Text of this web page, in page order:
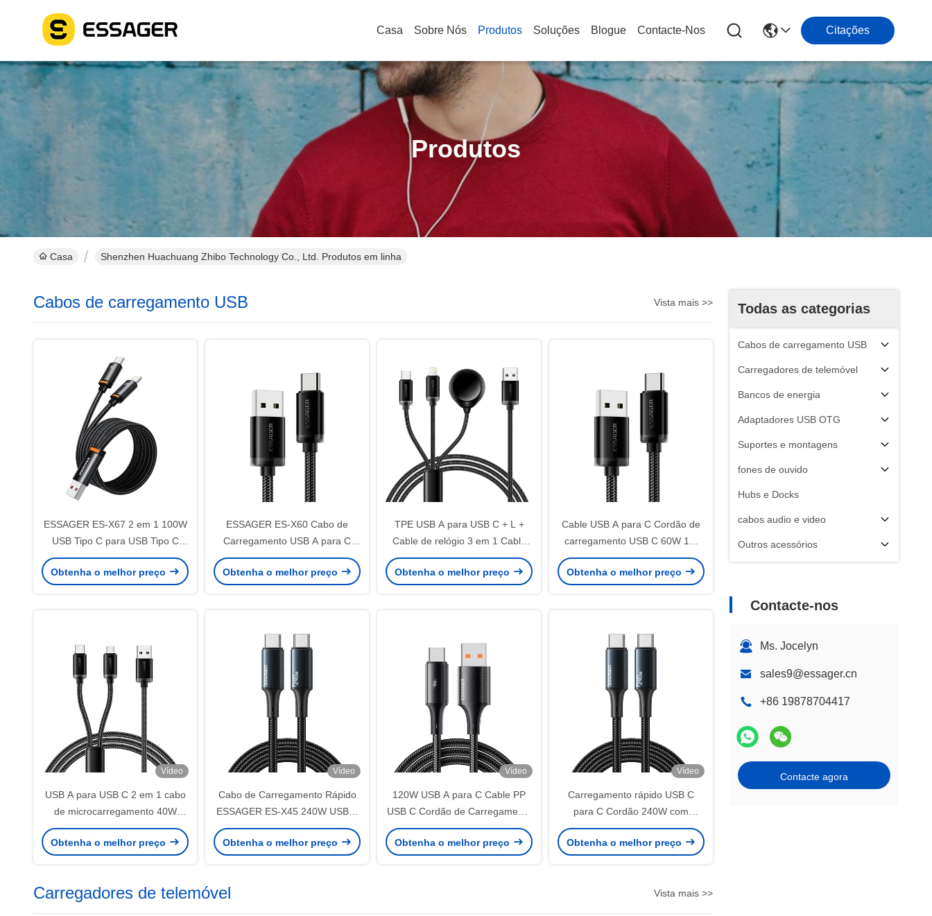
Casa Sobre Nós Produtos Soluções Blogue Contacte-Nos Citações
Produtos
Casa Shenzhen Huachuang Zhibo Technology Co., Ltd. Produtos em linha
Todas as categorias
Cabos de carregamento USB
Carregadores de telemóvel
Bancos de energia
Adaptadores USB OTG
Suportes e montagens
fones de ouvido
Hubs e Docks
cabos audio e video
Outros acessórios
Contacte-nos
Ms. Jocelyn
sales9@essager.cn
+86 19878704417
Contacte agora
Cabos de carregamento USB Vista mais >>
ESSAGER ES-X67 2 em 1 100W
USB Tipo C para USB Tipo C
Cable de dados de iluminação
Obtenha o melhor preço
ESSAGER ES-X60 Cabo de
Carregamento USB A para C
60W Cabo USB C
Obtenha o melhor preço
TPE USB A para USB C + L +
Cable de relógio 3 em 1 Cable
de carregamento 3A série ES-
X60
Obtenha o melhor preço
Cable USB A para C Cordão de
carregamento USB C 60W 1m
2m 3m
Obtenha o melhor preço
Vídeo
USB A para USB C 2 em 1 cabo
de microcarregamento 40W
1,2m série ES-X60
Obtenha o melhor preço
Vídeo
Cabo de Carregamento Rápido
ESSAGER ES-X45 240W USB C
para USB C PD3.1 1m 2m
Trançado
Obtenha o melhor preço
Vídeo
120W USB A para C Cable PP
USB C Cordão de Carregamento
ESSAGER ES-X45
Obtenha o melhor preço
Vídeo
Carregamento rápido USB C
para C Cordão 240W com
condutor de cobre enlatado
Obtenha o melhor preço
Carregadores de telemóvel Vista mais >>